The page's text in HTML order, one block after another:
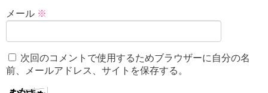
メール ※
次回のコメントで使用するためブラウザーに自分の名
前、メールアドレス、サイトを保存する。